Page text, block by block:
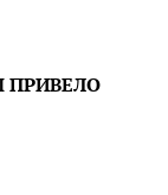
ПРИВЕЛО